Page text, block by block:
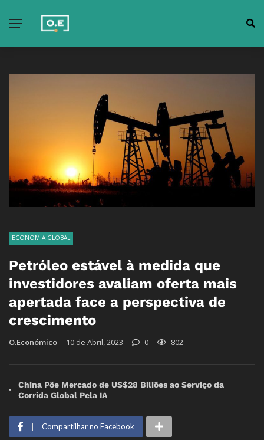
ECONOMIA GLOBAL
Petróleo estável à medida que
investidores avaliam oferta mais
apertada face a perspectiva de
crescimento
O.Económico 10 de Abril, 2023 0 802
China Põe Mercado de US$28 Biliões ao Serviço da
Corrida Global Pela IA
Compartilhar no Facebook